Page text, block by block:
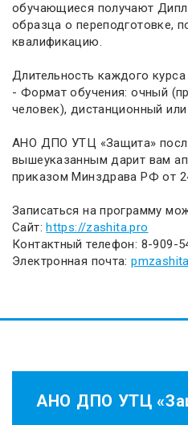
обучающиеся получают
образца о переподготовке,
квалификацию.
Длительность каждого курса
- Формат обучения: очный
человек), дистанционный
АНО ДПО УТЦ «Защита»
вышеуказанным дарит вам
приказом Минздрава РФ от
Записаться на программу
Сайт:https://zashita.pro
Контактный телефон: 8-909-
Электронная почта:
АНО ДПО УТЦ